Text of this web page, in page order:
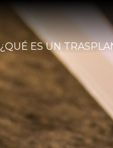
¿QUÉ ES UN